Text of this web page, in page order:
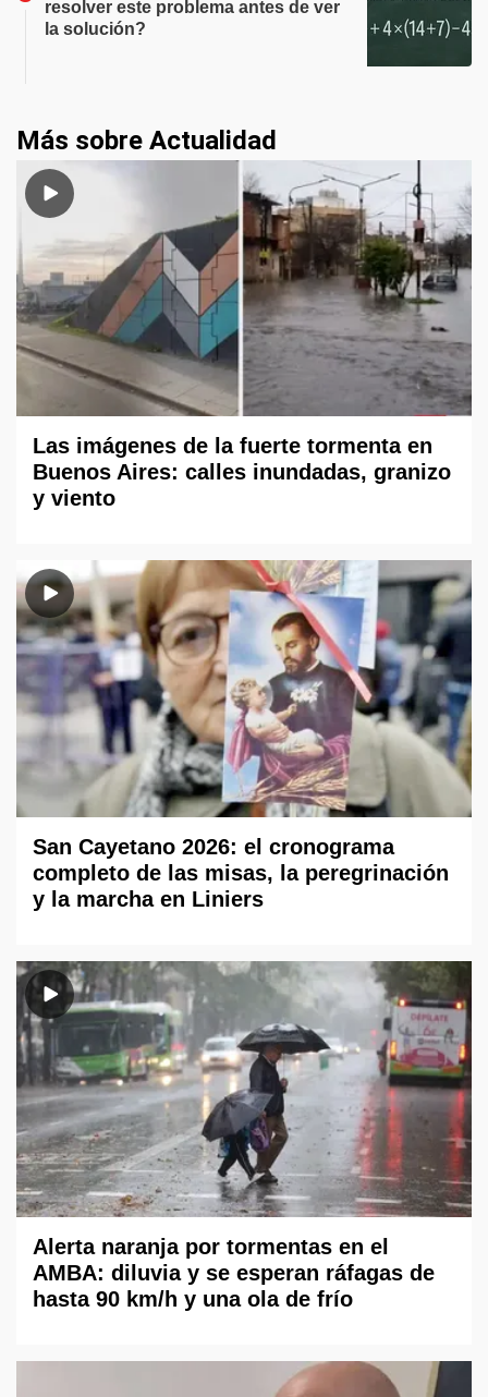
resolver este problema antes de ver
la solución?
Más sobre Actualidad
Las imágenes de la fuerte tormenta en
Buenos Aires: calles inundadas, granizo
y viento
San Cayetano 2026: el cronograma
completo de las misas, la peregrinación
y la marcha en Liniers
Alerta naranja por tormentas en el
AMBA: diluvia y se esperan ráfagas de
hasta 90 km/h y una ola de frío